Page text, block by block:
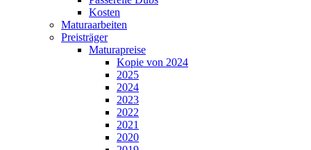
Kosten
Maturaarbeiten
Preisträger
Maturapreise
Kopie von 2024
2025
2024
2023
2022
2021
2020